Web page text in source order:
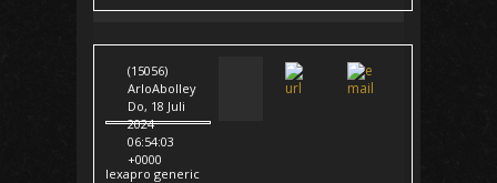
(15056)
ArloAbolley
Do, 18 Juli
2024
06:54:03
+0000
lexapro generic